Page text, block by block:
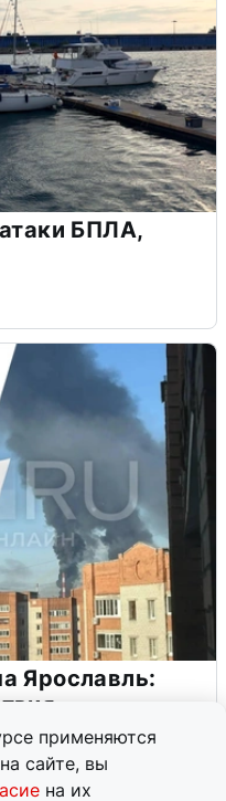
применяются
сайте, вы
на их
БПЛА,
Ярославль: